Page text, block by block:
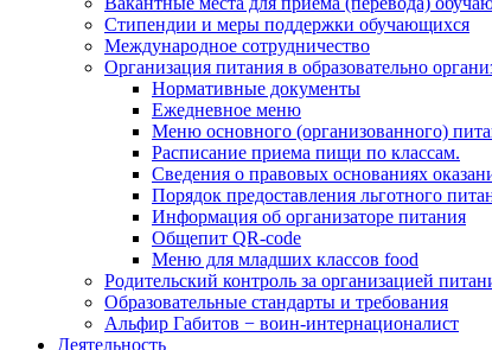
Стипендии и меры поддержки обучающихся
Международное сотрудничество
Организация питания в образовательно
Нормативные документы
Ежедневное меню
Меню основного (организованного)
Расписание приема пищи по классам.
Сведения о правовых основаниях
Порядок предоставления льготного
Информация об организаторе питания
Общепит QR-code
Меню для младших классов food
Родительский контроль за организацией
Образовательные стандарты и требования
Альфир Габитов − воин-интернационалист
Деятельность